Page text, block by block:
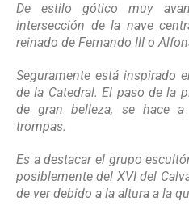
De estilo gótico muy
intersección de la nave
reinado de Fernando III o
Seguramente está inspirado
de la Catedral. El paso de la
de gran belleza, se hace
trompas.
Es a destacar el grupo
posiblemente del XVI del
de ver debido a la altura a la